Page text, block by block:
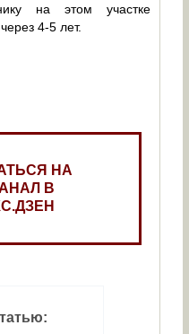
на этом участке
4-5 лет.
НА
В